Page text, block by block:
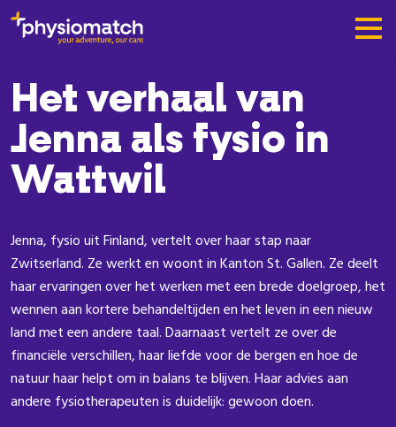
Het verhaal van
Jenna als fysio in
Wattwil
Jenna, fysio uit Finland, vertelt over haar stap naar
Zwitserland. Ze werkt en woont in Kanton St. Gallen. Ze deelt
haar ervaringen over het werken met een brede doelgroep, het
wennen aan kortere behandeltijden en het leven in een nieuw
land met een andere taal. Daarnaast vertelt ze over de
financiële verschillen, haar liefde voor de bergen en hoe de
natuur haar helpt om in balans te blijven. Haar advies aan
andere fysiotherapeuten is duidelijk: gewoon doen.